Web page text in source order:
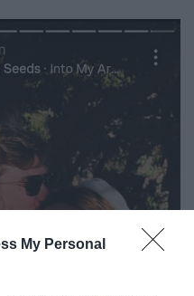
My Personal